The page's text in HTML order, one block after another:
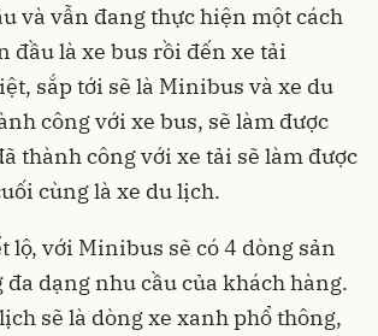
và vẫn đang thực hiện một cách
đầu là xe bus rồi đến xe tải
sắp tới sẽ là Minibus và xe du
công với xe bus, sẽ làm được
thành công với xe tải sẽ làm được
cùng là xe du lịch.
lộ, với Minibus sẽ có 4 dòng sản
dạng nhu cầu của khách hàng.
sẽ là dòng xe xanh phổ thông,